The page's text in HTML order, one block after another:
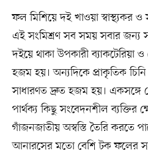
ফল মিশিয়ে দই খাওয়া স্বাস্থ্যকর
এই সংমিশ্রণ সব সময় সবার জন্য
দইয়ে থাকা উপকারী ব্যাকটেরিয়া
হজম হয়। অন্যদিকে প্রাকৃতিক
সাধারণত দ্রুত হজম হয়।
পার্থক্য কিছু সংবেদনশীল ব্যক্তির
গাঁজনজাতীয় অস্বস্তি তৈরি করতে
আনারসের মতো বেশি টক ফলের